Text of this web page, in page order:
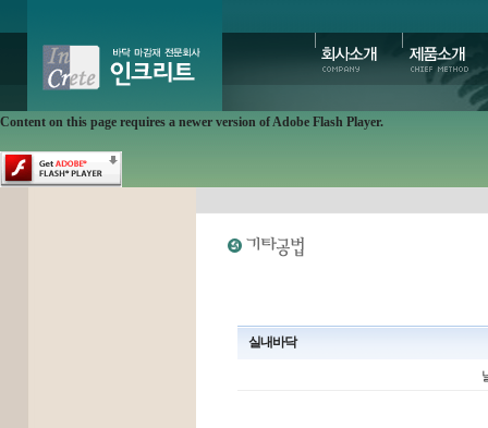
Content on this page requires a newer version of Adobe Flash Player.
실내바닥